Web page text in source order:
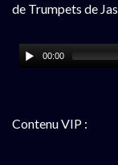
de Trumpets de
00:00
Contenu VIP :